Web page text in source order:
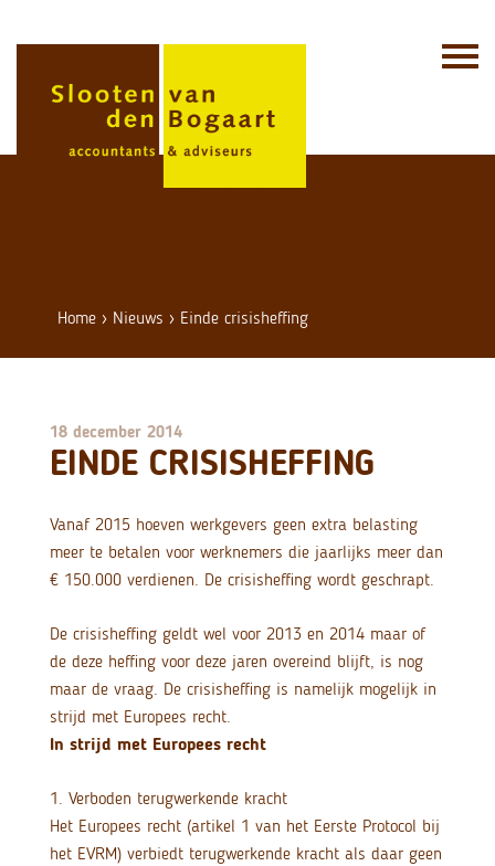
Home › Nieuws › Einde crisisheffing
18 december 2014
EINDE CRISISHEFFING
Vanaf 2015 hoeven werkgevers geen extra belasting
meer te betalen voor werknemers die jaarlijks meer dan
€ 150.000 verdienen. De crisisheffing wordt geschrapt.
De crisisheffing geldt wel voor 2013 en 2014 maar of
de deze heffing voor deze jaren overeind blijft, is nog
maar de vraag. De crisisheffing is namelijk mogelijk in
strijd met Europees recht.
In strijd met Europees recht
1. Verboden terugwerkende kracht
Het Europees recht (artikel 1 van het Eerste Protocol bij
het EVRM) verbiedt terugwerkende kracht als daar geen